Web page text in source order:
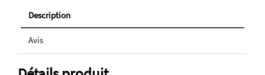
Description
Avis